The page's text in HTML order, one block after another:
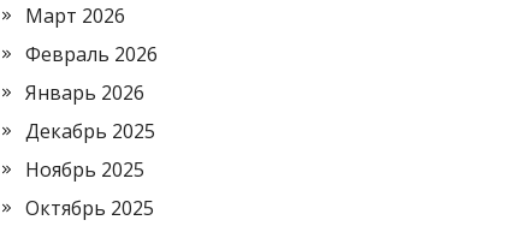
Март 2026
Февраль 2026
Январь 2026
Декабрь 2025
Ноябрь 2025
Октябрь 2025